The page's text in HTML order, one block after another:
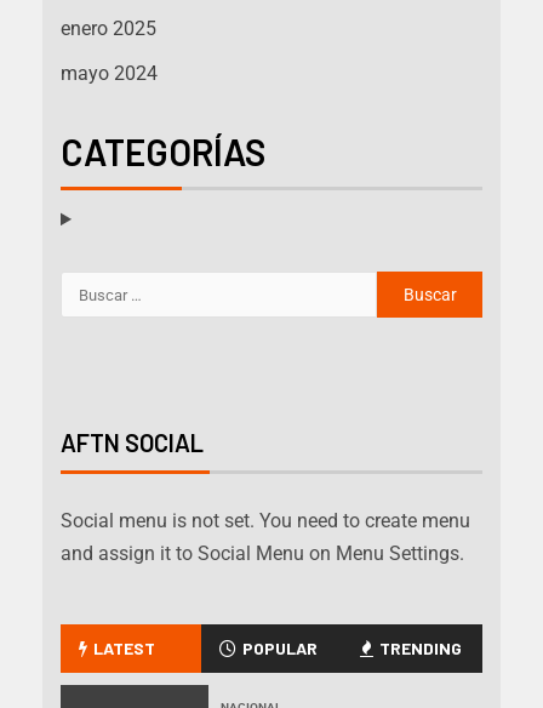
enero 2025
mayo 2024
CATEGORÍAS
AFTN SOCIAL
Social menu is not set. You need to create menu
and assign it to Social Menu on Menu Settings.
LATEST POPULAR TRENDING